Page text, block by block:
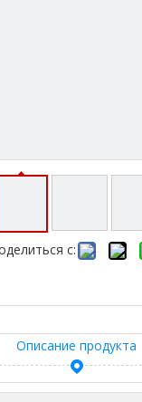
Другие
с:
Описание продукта